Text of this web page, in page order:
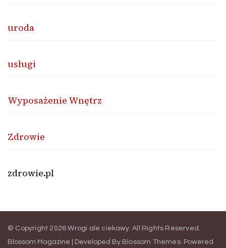
uroda
usługi
Wyposażenie Wnętrz
Zdrowie
zdrowie.pl
© Copyright 2026Wrogi ale ciekawy. All Rights Reserved.
Blossom Magazine | Developed By Blossom Themes. Powered